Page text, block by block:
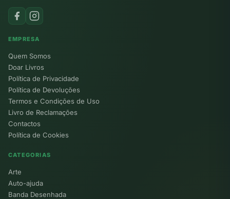
EMPRESA
Quem Somos
Doar Livros
Política de Privacidade
Política de Devoluções
Termos e Condições de Uso
Livro de Reclamações
Contactos
Política de Cookies
CATEGORIAS
Arte
Auto-ajuda
Banda Desenhada